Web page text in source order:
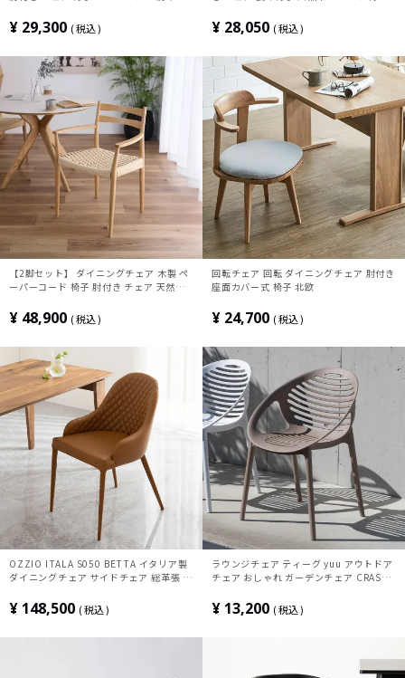
レザー インダストリアル モダン アームチ
ェア 背もたれ 完成品
¥ 29,300 税込
ジュ ナチュラル ブラウン ブラック 完成
品
¥ 28,050 税込
【2脚セット】 ダイニングチェア 木製 ペ
ーパーコード 椅子 肘付き チェア 天然木
北欧 モダン ナチュラル 完成品
¥ 48,900 税込
回転チェア 回転 ダイニングチェア 肘付き
座面カバー式 椅子 北欧
¥ 24,700 税込
OZZIO ITALA S050 BETTA イタリア製
ダイニングチェア サイドチェア 総革張 モ
¥ 148,500 税込
ラウンジチェア ティーグ yuu アウトドア
チェア おしゃれ ガーデンチェア CRASH
ホワイト ベージュ グレー 完成品
¥ 13,200 税込